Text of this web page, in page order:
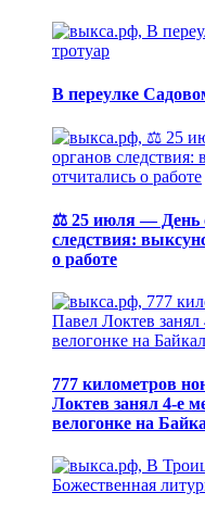
В переулке
⚖️ 25 июля — День
следствия:
о работе
777 километров
Локтев занял 4-е
велогонке на